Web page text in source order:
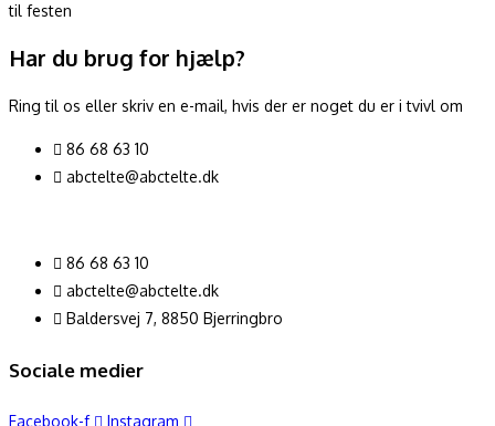
Har du brug for hjælp?
Ring til os eller skriv en e-mail, hvis der er noget du er i tvivl om
86 68 63 10
abctelte@abctelte.dk
86 68 63 10
abctelte@abctelte.dk
Baldersvej 7, 8850 Bjerringbro
Sociale medier
Facebook-f Instagram